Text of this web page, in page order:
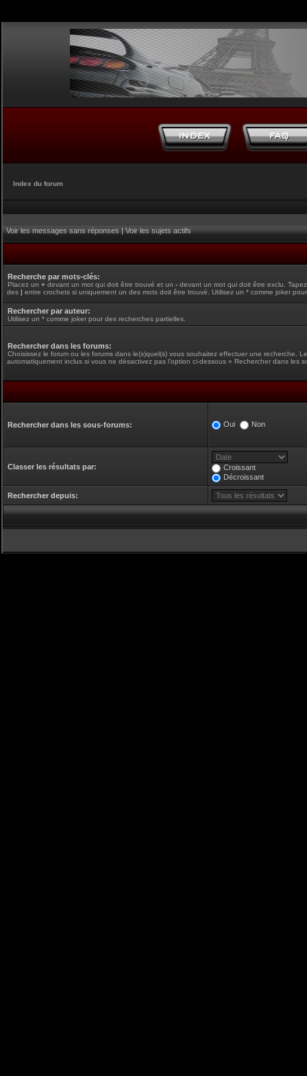
Index du forum
Voir les messages sans réponses|Voir les sujets actifs
Recherche par mots-clés:
Placez un + devant un mot qui doit être trouvé et un - devant un mot qui doit être exclu.
des | entre crochets si uniquement un des mots doit être trouvé. Utilisez un * comme joker
Rechercher par auteur:
Utilisez un * comme joker pour des recherches partielles.
Rechercher dans les forums:
Choisissez le forum ou les forums dans le(s)quel(s) vous souhaitez effectuer une recherche.
automatiquement inclus si vous ne désactivez pas l’option ci-dessous « Rechercher dans les
Rechercher dans les sous-forums: Oui Non
Classer les résultats par:
Croissant
Décroissant
Rechercher depuis: